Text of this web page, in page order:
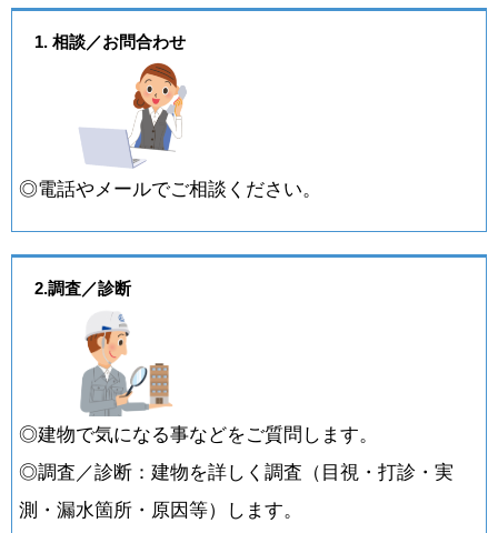
1. 相談／お問合わせ
◎電話やメールでご相談ください。
2.調査／診断
◎建物で気になる事などをご質問します。
◎調査／診断：建物を詳しく調査（目視・打診・実
測・漏水箇所・原因等）します。